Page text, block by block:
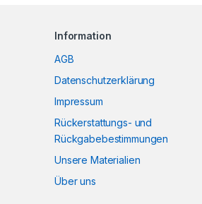
Information
AGB
Datenschutzerklärung
Impressum
Rückerstattungs- und
Rückgabebestimmungen
Unsere Materialien
Über uns